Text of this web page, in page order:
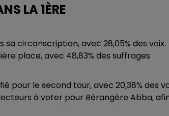
LA 1ÈRE
circonscription, avec 28,05% des voix.
place, avec 48,83% des suffrages
pour le second tour, avec 20,38% des
à voter pour Bérangère Abba,